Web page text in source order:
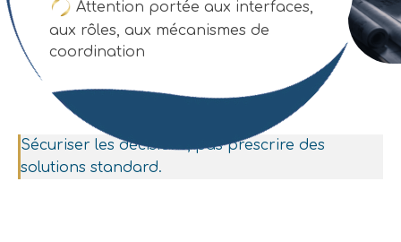
Attention portée aux interfaces,
aux rôles, aux mécanismes de
coordination
Sécuriser les décisions, pas prescrire des
solutions standard.